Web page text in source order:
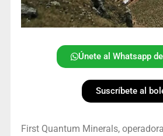
Únete al Whatsapp
Suscríbete al
First Quantum Minerals,